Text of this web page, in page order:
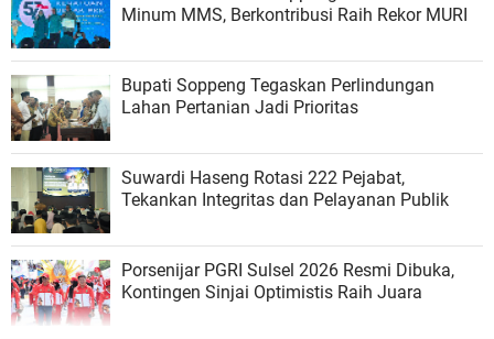
Minum MMS, Berkontribusi Raih Rekor MURI
Bupati Soppeng Tegaskan Perlindungan
Lahan Pertanian Jadi Prioritas
Suwardi Haseng Rotasi 222 Pejabat,
Tekankan Integritas dan Pelayanan Publik
Porsenijar PGRI Sulsel 2026 Resmi Dibuka,
Kontingen Sinjai Optimistis Raih Juara